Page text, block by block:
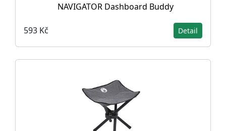
NAVIGATOR Dashboard Buddy
593 Kč Detail